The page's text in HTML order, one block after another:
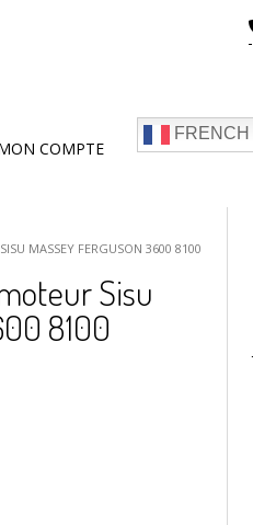
COMPTE
FRENCH
MASSEY FERGUSON 3600 8100
Sisu
8100